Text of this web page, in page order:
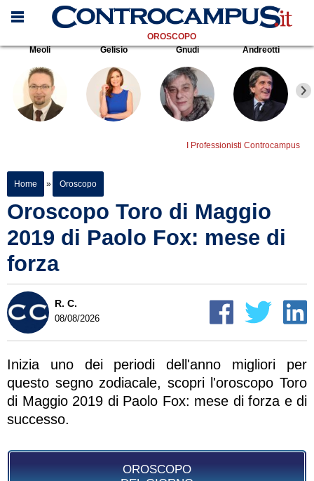
OROSCOPO
Meoli
Gelisio Gnudi Andreotti
I Professionisti Controcampus
Home » Oroscopo
Oroscopo Toro di Maggio
2019 di Paolo Fox: mese di
forza
R. C.
08/08/2026
Inizia uno dei periodi dell'anno migliori per
questo segno zodiacale, scopri l'oroscopo Toro
di Maggio 2019 di Paolo Fox: mese di forza e di
successo.
OROSCOPO